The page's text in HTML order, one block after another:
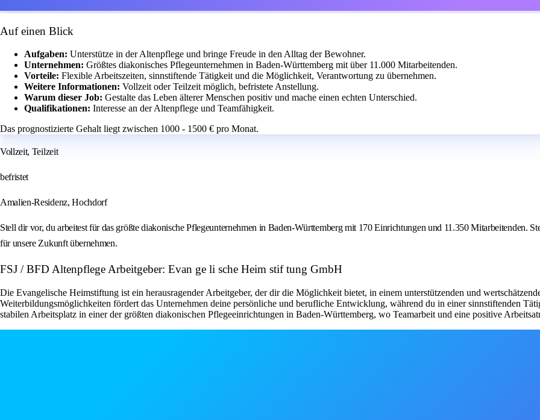
Auf einen Blick
Aufgaben: Unterstütze in der Altenpflege und bringe Freude in den Alltag der Bewohner.
Unternehmen: Größtes diakonisches Pflegeunternehmen in Baden-Württemberg mit über 11.000 Mitarbeitenden.
Vorteile: Flexible Arbeitszeiten, sinnstiftende Tätigkeit und die Möglichkeit, Verantwortung zu übernehmen.
Weitere Informationen: Vollzeit oder Teilzeit möglich, befristete Anstellung.
Warum dieser Job: Gestalte das Leben älterer Menschen positiv und mache einen echten Unterschied.
Qualifikationen: Interesse an der Altenpflege und Teamfähigkeit.
Das prognostizierte Gehalt liegt zwischen 1000 - 1500 € pro Monat.
Vollzeit, Teilzeit
befristet
Amalien-Residenz, Hochdorf
Stell dir vor, du arbeitest für das größte diakonische Pflegeunternehmen in Baden-Württemberg mit 170 Einrichtungen und 11.350 Mitarbeitenden.
für unsere Zukunft übernehmen.
FSJ / BFD Altenpflege Arbeitgeber: Evan ge li sche Heim stif tung GmbH
Die Evangelische Heimstiftung ist ein herausragender Arbeitgeber, der dir die Möglichkeit bietet, in einem unterstützenden und
Weiterbildungsmöglichkeiten fördert das Unternehmen deine persönliche und berufliche Entwicklung, während du in einer sinnstiftenden
stabilen Arbeitsplatz in einer der größten diakonischen Pflegeeinrichtungen in Baden-Württemberg, wo Teamarbeit und eine positive